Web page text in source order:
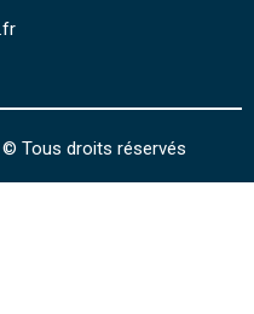
© Tous droits réservés